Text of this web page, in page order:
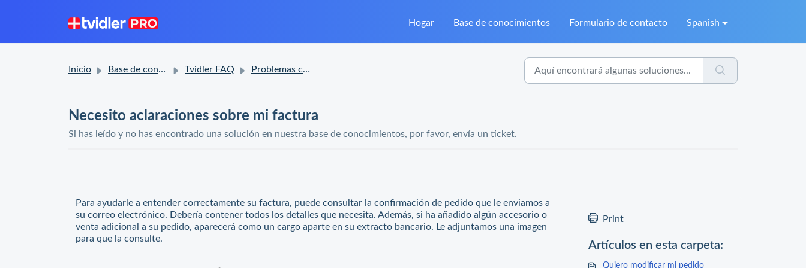
Hogar Base de conocimientos Formulario de contacto Spanish
Inicio Base de conocimientos Tvidler FAQ Problemas con los pedidos
Necesito aclaraciones sobre mi factura
Si has leído y no has encontrado una solución en nuestra base de conocimientos, por favor, envía un ticket.
Para ayudarle a entender correctamente su factura, puede consultar la confirmación de pedido que le enviamos a
su correo electrónico. Debería contener todos los detalles que necesita. Además, si ha añadido algún accesorio o
venta adicional a su pedido, aparecerá como un cargo aparte en su extracto bancario. Le adjuntamos una imagen
para que la consulte.
Print
Artículos en esta carpeta:
Quiero modificar mi pedido